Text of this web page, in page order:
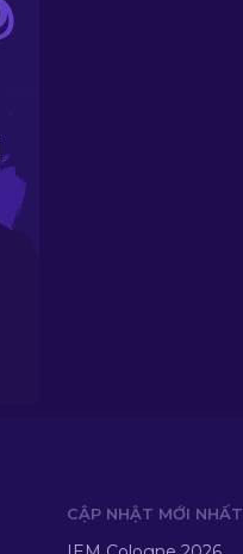
CẬP NHẬT MỚI NHẤT